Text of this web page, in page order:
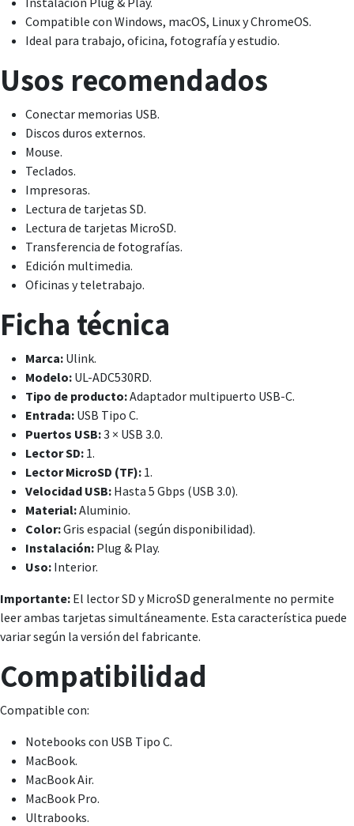
Compatible con Windows, macOS, Linux y ChromeOS.
Ideal para trabajo, oficina, fotografía y estudio.
Usos recomendados
Conectar memorias USB.
Discos duros externos.
Mouse.
Teclados.
Impresoras.
Lectura de tarjetas SD.
Lectura de tarjetas MicroSD.
Transferencia de fotografías.
Edición multimedia.
Oficinas y teletrabajo.
Ficha técnica
Marca: Ulink.
Modelo: UL-ADC530RD.
Tipo de producto:Adaptador multipuerto USB-C.
Entrada: USB Tipo C.
Puertos USB:3 × USB 3.0.
Lector SD: 1.
Lector MicroSD (TF): 1.
Velocidad USB: Hasta 5 Gbps (USB 3.0).
Material:Aluminio.
Color:Gris espacial (según disponibilidad).
Instalación: Plug & Play.
Uso: Interior.
Importante: El lector SD y MicroSD generalmente no permite
leer ambas tarjetas simultáneamente. Esta característica puede
variar según la versión del fabricante.
Compatibilidad
Compatible con:
Notebooks con USB Tipo C.
MacBook.
MacBook Air.
MacBook Pro.
Ultrabooks.